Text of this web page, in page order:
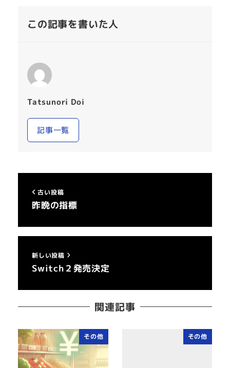
この記事を書いた人
Tatsunori Doi
記事一覧
古い投稿
昨晩の指標
新しい投稿
Switch２発売決定
関連記事
その他 その他